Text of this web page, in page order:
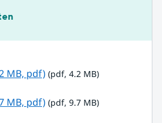
MB, pdf)pdf, 4.2 MB.
(pdf, 4.2 MB)
MB, pdf)pdf, 9.7 MB.
(pdf, 9.7 MB)